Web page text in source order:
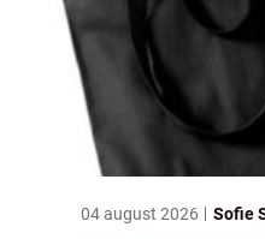
04 august 2026 Sofie